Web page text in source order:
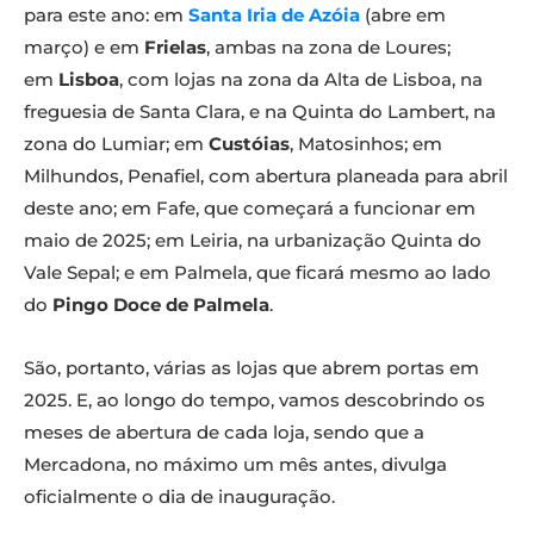
para este ano: em Santa Iria de Azóia (abre em
março) e em Frielas, ambas na zona de Loures;
em Lisboa, com lojas na zona da Alta de Lisboa, na
freguesia de Santa Clara, e na Quinta do Lambert, na
zona do Lumiar; em Custóias, Matosinhos; em
Milhundos, Penafiel, com abertura planeada para abril
deste ano; em Fafe, que começará a funcionar em
maio de 2025; em Leiria, na urbanização Quinta do
Vale Sepal; e em Palmela, que ficará mesmo ao lado
do Pingo Doce de Palmela.
São, portanto, várias as lojas que abrem portas em
2025. E, ao longo do tempo, vamos descobrindo os
meses de abertura de cada loja, sendo que a
Mercadona, no máximo um mês antes, divulga
oficialmente o dia de inauguração.